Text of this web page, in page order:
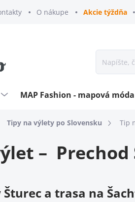
O nákupe Akcie týždňa
MAP Fashion - mapová móda
Tipy na výlety po Slovensku Tip
–
Šturec a trasa na